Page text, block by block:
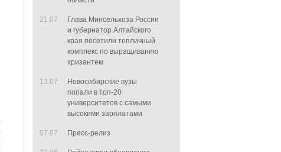
21.07
Глава Минсельхоза России
и губернатор Алтайского
края посетили тепличный
комплекс по выращиванию
хризантем
13.07
Новосибирские вузы
попали в топ-20
университетов с самыми
высокими зарплатами
07.07 Пресс-релиз